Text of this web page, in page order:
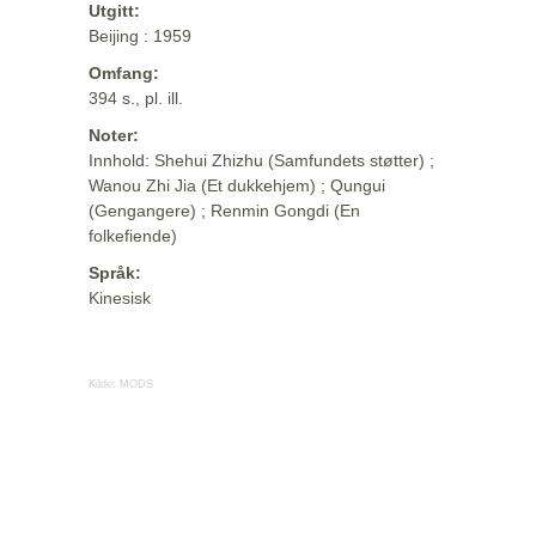
Utgitt:
Beijing : 1959
Omfang:
394 s., pl. ill.
Noter:
Innhold: Shehui Zhizhu (Samfundets støtter) ;
Wanou Zhi Jia (Et dukkehjem) ; Qungui
(Gengangere) ; Renmin Gongdi (En
folkefiende)
Språk:
Kinesisk
Kilde: MODS